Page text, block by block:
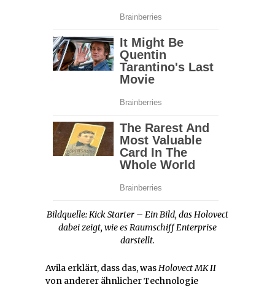
Bildquelle: Kick Starter – Ein Bild, das Holovect
dabei zeigt, wie es Raumschiff Enterprise
darstellt.
Avila erklärt, dass das, wasHolovect MK II
von anderer ähnlicher Technologie